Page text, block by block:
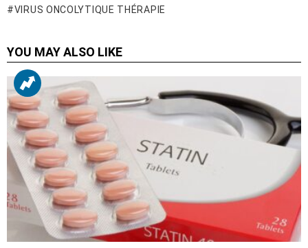
VIRUS ONCOLYTIQUE THÉRAPIE
YOU MAY ALSO LIKE